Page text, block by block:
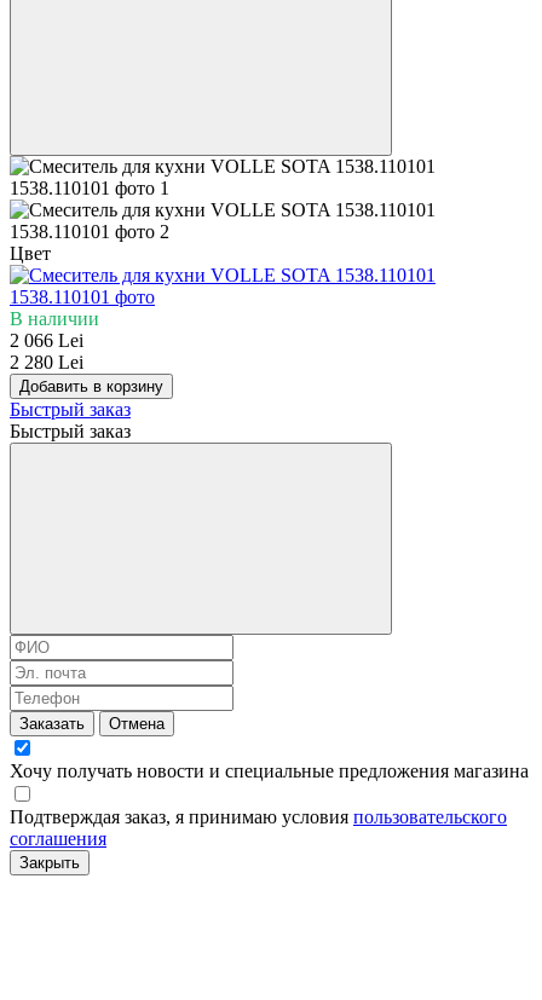
Цвет
В наличии
2 066 Lei
2 280 Lei
Добавить в корзину
Быстрый заказ
Быстрый заказ
Заказать Отмена
Хочу получать новости и специальные предложения магазина
Подтверждая заказ, я принимаю условия пользовательского
соглашения
Закрыть